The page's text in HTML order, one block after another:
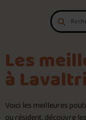
Aller au contenu
Les
à
Voici les meilleures